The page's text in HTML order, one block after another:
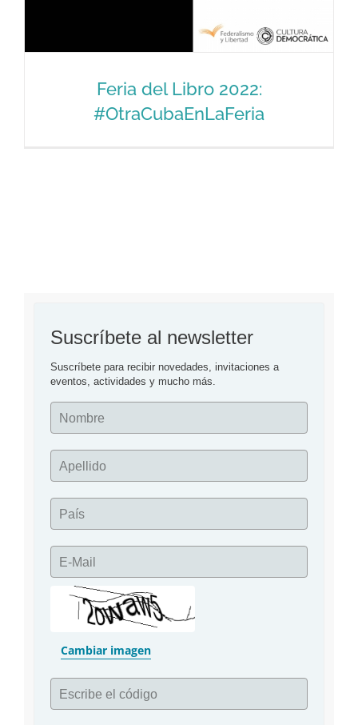
Feria del Libro 2022:
#OtraCubaEnLaFeria
Suscríbete al newsletter
Suscríbete para recibir novedades, invitaciones a
eventos, actividades y mucho más.
Nombre
Apellido
País
E-Mail
Cambiar imagen
Escribe el código